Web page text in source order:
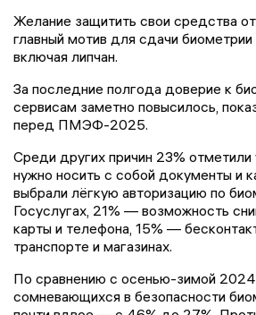
Желание защитить свои средства
главный мотив для сдачи биометрии
включая липчан.
За последние полгода доверие к
сервисам заметно повысилось,
перед ПМЭФ-2025.
Среди других причин 23%
нужно носить с собой документы и
выбрали лёгкую авторизацию по
Госуслугах, 21% — возможность
карты и телефона, 15% —
транспорте и магазинах.
По сравнению с осенью-зимой
сомневающихся в безопасности